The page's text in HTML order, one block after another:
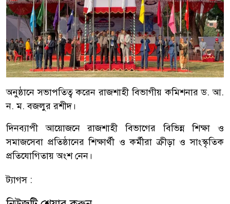
অনুষ্ঠানে সভাপতিত্ব করেন রাজশাহী বিভাগীয় কমিশনার ড. আ.
ন. ম. বজলুর রশীদ।
দিনব্যাপী আয়োজনে রাজশাহী বিভাগের বিভিন্ন শিক্ষা ও
সমাজসেবা প্রতিষ্ঠানের শিক্ষার্থী ও কর্মীরা ক্রীড়া ও সাংস্কৃতিক
প্রতিযোগিতায় অংশ নেন।
ট্যাগস :